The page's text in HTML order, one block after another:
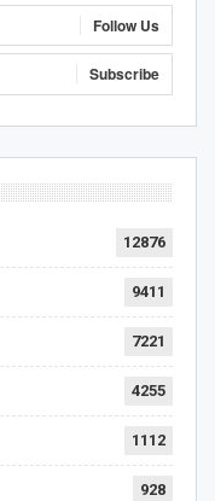
Follow Us
Subscribe
12876
9411
7221
4255
1112
928